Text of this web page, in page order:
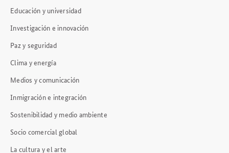
Educación y universidad
Investigación e innovación
Paz y seguridad
Clima y energía
Medios y comunicación
Inmigración e integración
Sostenibilidad y medio ambiente
Socio comercial global
La cultura y el arte